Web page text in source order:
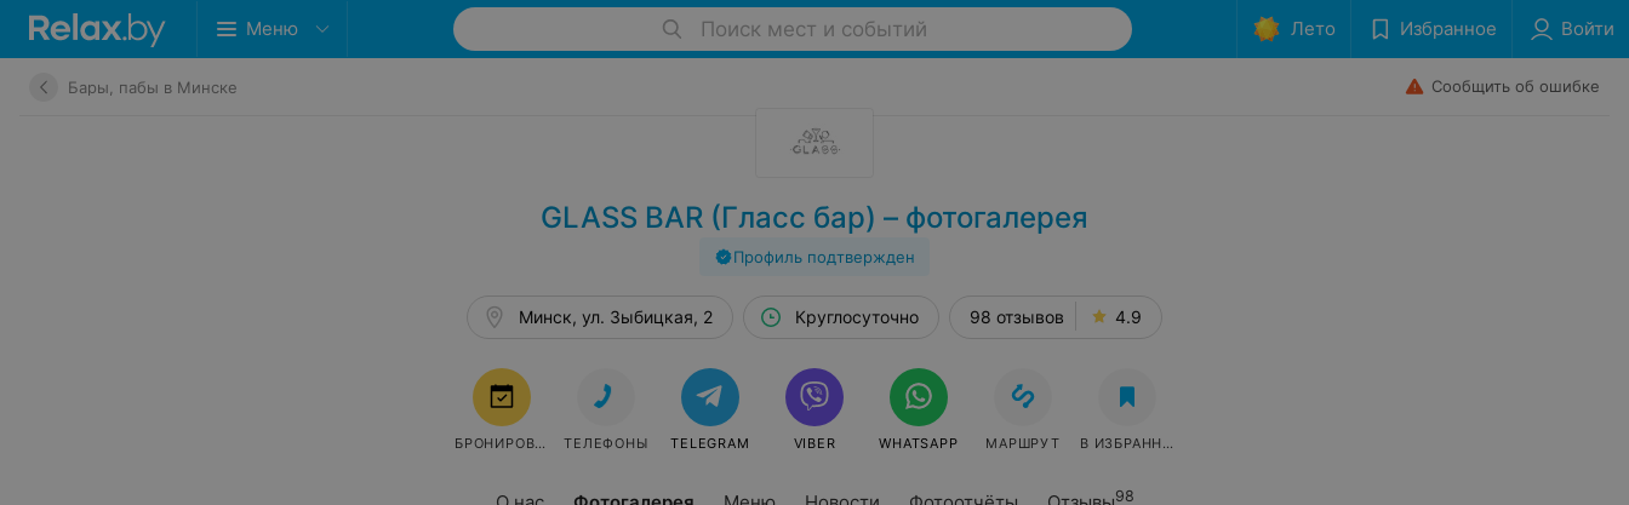
Меню Поиск мест и событий Лето Избранное Войти
Бары, пабы в Минске Сообщить об ошибке
GLASS BAR (Гласс бар) – фотогалерея
Профиль подтвержден
98
Минск, ул. Зыбицкая, 2 Круглосуточно 98 отзывов 4.9
БРОНИРОВАТЬ ТЕЛЕФОНЫ TELEGRAM VIBER WHATSAPP МАРШРУТ В ИЗБРАННОЕ